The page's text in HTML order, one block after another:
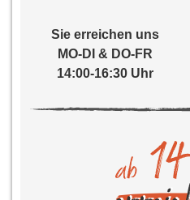
Sie erreichen uns
MO-DI & DO-FR
14:00-16:30 Uhr